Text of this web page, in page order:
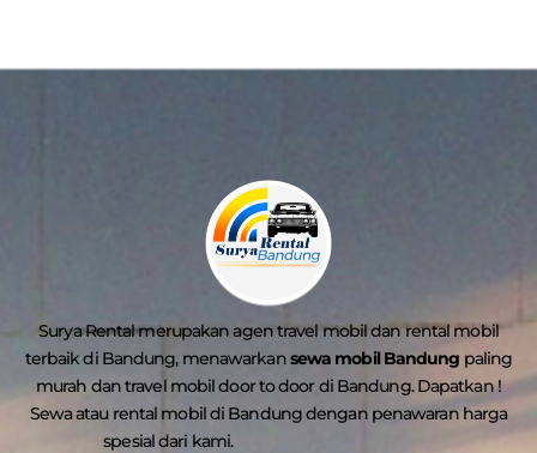
Surya Rental merupakan agen travel mobil dan rental mobil
terbaik di Bandung, menawarkansewa mobil Bandung paling
murah dan travel mobil door to door di Bandung. Dapatkan !
Sewa atau rental mobil di Bandung dengan penawaran harga
spesial dari kami.